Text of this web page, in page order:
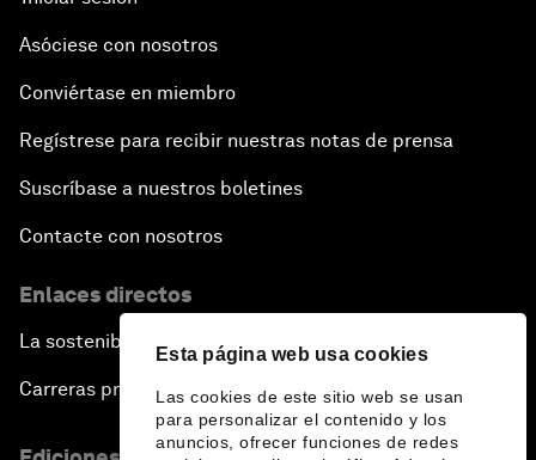
Esta página web usa cookies
Las cookies de este sitio web se usan
para personalizar el contenido y los
anuncios, ofrecer funciones de redes
Asóciese con nosotros
Conviértase en miembro
Regístrese para recibir nuestras notas de prensa
Suscríbase a nuestros boletines
Contacte con nosotros
Enlaces directos
La sostenibilidad en el Foro
Carreras profesionales